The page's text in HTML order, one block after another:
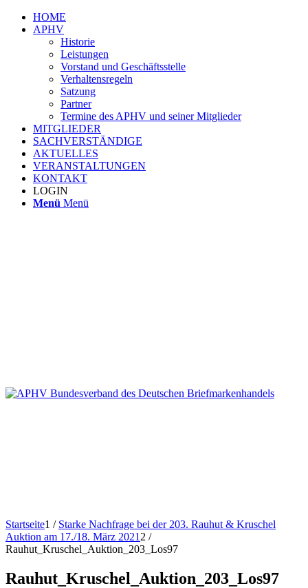
HOME
APHV
Historie
Leistungen
Vorstand und Geschäftsstelle
Verhaltensregeln
Satzung
Partner
Termine des APHV und seiner Mitglieder
MITGLIEDER
SACHVERSTÄNDIGE
AKTUELLES
VERANSTALTUNGEN
KONTAKT
LOGIN
Menü Menü
Startseite1 / Starke Nachfrage bei der 203. Rauhut & Kruschel
Auktion am 17./18. März 2021 2 /
Rauhut_Kruschel_Auktion_203_Los97
Rauhut_Kruschel_Auktion_203_Los97